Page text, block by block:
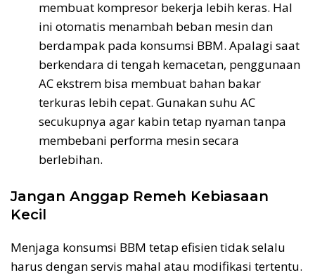
membuat kompresor bekerja lebih keras. Hal
ini otomatis menambah beban mesin dan
berdampak pada konsumsi BBM. Apalagi saat
berkendara di tengah kemacetan, penggunaan
AC ekstrem bisa membuat bahan bakar
terkuras lebih cepat. Gunakan suhu AC
secukupnya agar kabin tetap nyaman tanpa
membebani performa mesin secara
berlebihan.
Jangan Anggap Remeh Kebiasaan
Kecil
Menjaga konsumsi BBM tetap efisien tidak selalu
harus dengan servis mahal atau modifikasi tertentu.